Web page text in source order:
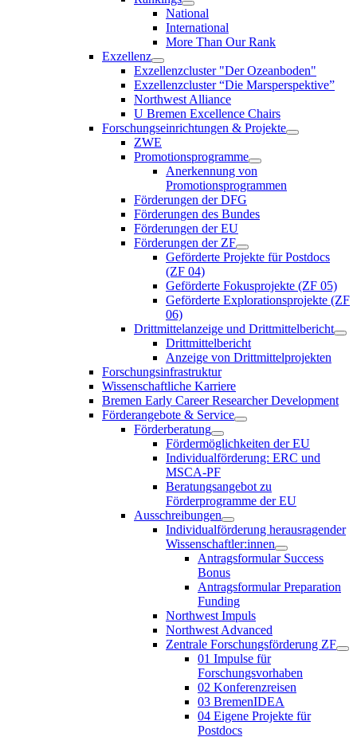
National
International
More Than Our Rank
Exzellenz
Exzellenzcluster "Der Ozeanboden"
Exzellenzcluster “Die Marsperspektive”
Northwest Alliance
U Bremen Excellence Chairs
Forschungseinrichtungen & Projekte
ZWE
Promotionsprogramme
Anerkennung von
Promotionsprogrammen
Förderungen der DFG
Förderungen des Bundes
Förderungen der EU
Förderungen der ZF
Geförderte Projekte für Postdocs
(ZF 04)
Geförderte Fokusprojekte (ZF 05)
Geförderte Explorationsprojekte (ZF
06)
Drittmittelanzeige und Drittmittelbericht
Drittmittelbericht
Anzeige von Drittmittelprojekten
Forschungsinfrastruktur
Wissenschaftliche Karriere
Bremen Early Career Researcher Development
Förderangebote & Service
Förderberatung
Fördermöglichkeiten der EU
Individualförderung: ERC und
MSCA-PF
Beratungsangebot zu
Förderprogramme der EU
Ausschreibungen
Individualförderung herausragender
Wissenschaftler:innen
Antragsformular Success
Bonus
Antragsformular Preparation
Funding
Northwest Impuls
Northwest Advanced
Zentrale Forschungsförderung ZF
01 Impulse für
Forschungsvorhaben
02 Konferenzreisen
03 BremenIDEA
04 Eigene Projekte für
Postdocs